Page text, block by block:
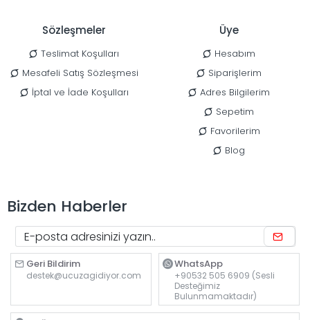
Sözleşmeler
Teslimat Koşulları
Mesafeli Satış Sözleşmesi
İptal ve İade Koşulları
Üye
Hesabım
Siparişlerim
Adres Bilgilerim
Sepetim
Favorilerim
Blog
Bizden Haberler
Geri Bildirim
destek@ucuzagidiyor.com
WhatsApp
+90532 505 6909 (Sesli
Desteğimiz
Bulunmamaktadır)